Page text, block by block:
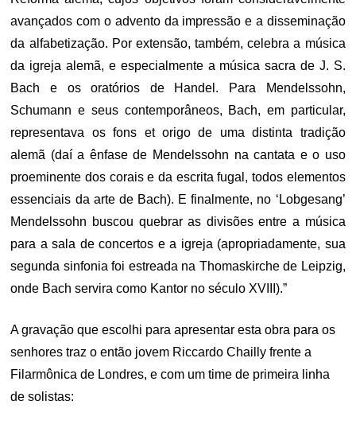
avançados com o advento da impressão e a disseminação
da alfabetização. Por extensão, também, celebra a música
da igreja alemã, e especialmente a música sacra de J. S.
Bach e os oratórios de Handel. Para Mendelssohn,
Schumann e seus contemporâneos, Bach, em particular,
representava os fons et origo de uma distinta tradição
alemã (daí a ênfase de Mendelssohn na cantata e o uso
proeminente dos corais e da escrita fugal, todos elementos
essenciais da arte de Bach). E finalmente, no ‘Lobgesang’
Mendelssohn buscou quebrar as divisões entre a música
para a sala de concertos e a igreja (apropriadamente, sua
segunda sinfonia foi estreada na Thomaskirche de Leipzig,
onde Bach servira como Kantor no século XVIII).”
A gravação que escolhi para apresentar esta obra para os
senhores traz o então jovem Riccardo Chailly frente a
Filarmônica de Londres, e com um time de primeira linha
de solistas: